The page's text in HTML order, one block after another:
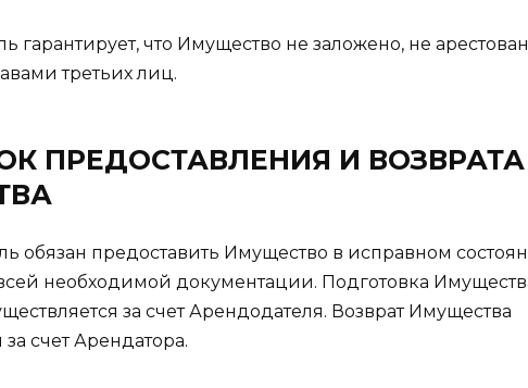
гарантирует, что Имущество не заложено, не
третьих лиц.
ПРЕДОСТАВЛЕНИЯ И ВОЗВРАТА
обязан предоставить Имущество в исправном
необходимой документации. Подготовка
за счет Арендодателя. Возврат Имущества
счет Арендатора.